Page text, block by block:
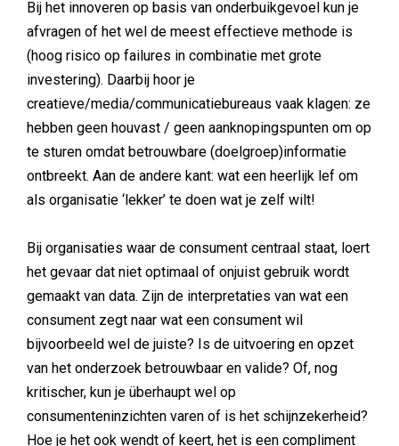
Bij het innoveren op basis van onderbuikgevoel kun je
afvragen of het wel de meest effectieve methode is
(hoog risico op failures in combinatie met grote
investering). Daarbij hoor je
creatieve/media/communicatiebureaus vaak klagen: ze
hebben geen houvast / geen aanknopingspunten om op
te sturen omdat betrouwbare (doelgroep)informatie
ontbreekt. Aan de andere kant: wat een heerlijk lef om
als organisatie ‘lekker’ te doen wat je zelf wilt!
Bij organisaties waar de consument centraal staat, loert
het gevaar dat niet optimaal of onjuist gebruik wordt
gemaakt van data. Zijn de interpretaties van wat een
consument zegt naar wat een consument wil
bijvoorbeeld wel de juiste? Is de uitvoering en opzet
van het onderzoek betrouwbaar en valide? Of, nog
kritischer, kun je überhaupt wel op
consumenteninzichten varen of is het schijnzekerheid?
Hoe je het ook wendt of keert, het is een compliment